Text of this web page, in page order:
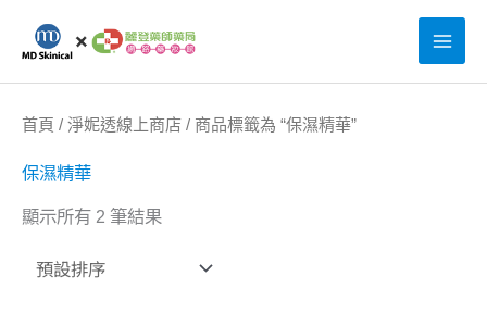
主
首頁 / 淨妮透線上商店 / 商品標籤為 “保濕精華”
保濕精華
顯示所有 2 筆結果